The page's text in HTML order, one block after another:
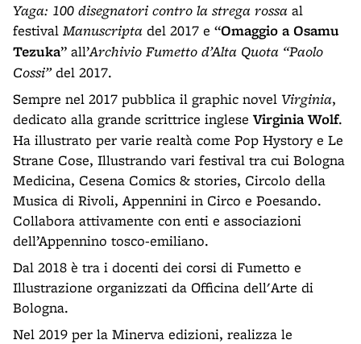
Yaga: 100 disegnatori contro la strega rossa al
festival Manuscripta del 2017 e “Omaggio a Osamu
Tezuka” all’Archivio Fumetto d’Alta Quota “Paolo
Cossi”del 2017.
Sempre nel 2017 pubblica il graphic novel Virginia,
dedicato alla grande scrittrice inglese Virginia Wolf.
Ha illustrato per varie realtà come Pop Hystory e Le
Strane Cose, Illustrando vari festival tra cui Bologna
Medicina, Cesena Comics & stories, Circolo della
Musica di Rivoli, Appennini in Circo e Poesando.
Collabora attivamente con enti e associazioni
dell’Appennino tosco-emiliano.
Dal 2018 è tra i docenti dei corsi di Fumetto e
Illustrazione organizzati da Officina dell'Arte di
Bologna.
Nel 2019 per la Minerva edizioni, realizza le